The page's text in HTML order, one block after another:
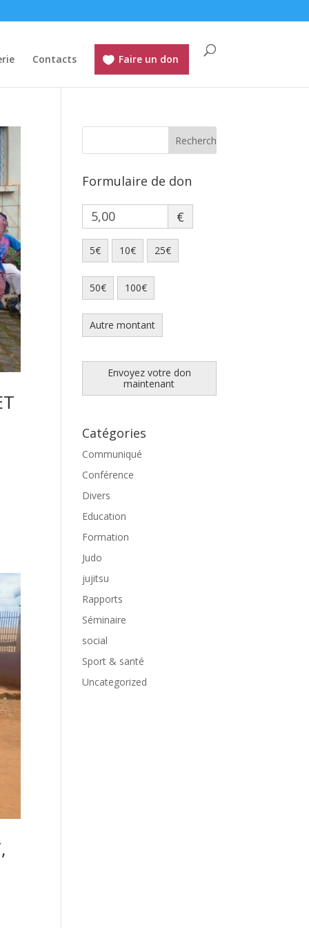
Contacts Faire un don
Formulaire de don
€
5€ 10€ 25€
50€ 100€
Autre montant
Envoyez votre don
maintenant
Catégories
Communiqué
Conférence
Divers
Education
Formation
Judo
jujitsu
Rapports
Séminaire
social
Sport & santé
Uncategorized